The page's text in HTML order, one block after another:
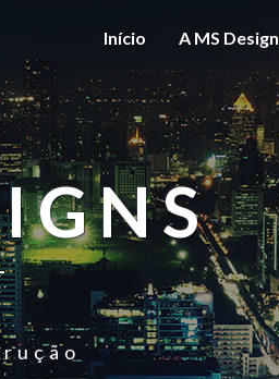
Início A MS Design